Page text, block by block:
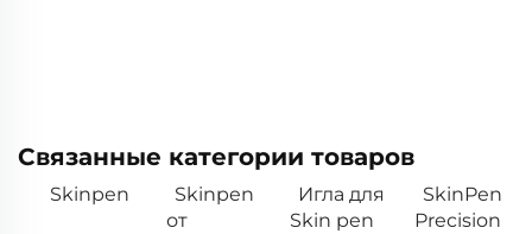
Связанные категории товаров
Skinpen
Skinpen
от
Игла для
Skin pen
SkinPen
Precision